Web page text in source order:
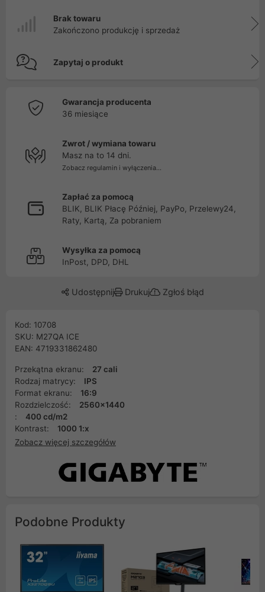
Brak towaru
Zakończono produkcję i sprzedaż
Zapytaj o produkt
Gwarancja producenta
36 miesiące
Zwrot / wymiana towaru
Masz na to 14 dni.
Zobacz regulamin i wyłączenia...
Zapłać za pomocą
BLIK, BLIK Płacę Później, PayPo, Przelewy24,
Raty, Kartą, Za pobraniem
Wysyłka za pomocą
InPost, DPD, DHL
Udostępnij Drukuj Zgłoś błąd
Kod: 10708
SKU: M27QA ICE
EAN: 4719331862480
Przekątna ekranu:
27 cali
Rodzaj matrycy:
IPS
Format ekranu:
16:9
Rozdzielczość:
2560x1440
:
400 cd/m2
Kontrast:
1000 1:x
Zobacz więcej szczegółów
Podobne Produkty